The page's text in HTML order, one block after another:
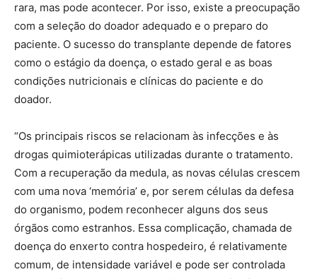
rara, mas pode acontecer. Por isso, existe a preocupação
com a seleção do doador adequado e o preparo do
paciente. O sucesso do transplante depende de fatores
como o estágio da doença, o estado geral e as boas
condições nutricionais e clínicas do paciente e do
doador.
“Os principais riscos se relacionam às infecções e às
drogas quimioterápicas utilizadas durante o tratamento.
Com a recuperação da medula, as novas células crescem
com uma nova ‘memória’ e, por serem células da defesa
do organismo, podem reconhecer alguns dos seus
órgãos como estranhos. Essa complicação, chamada de
doença do enxerto contra hospedeiro, é relativamente
comum, de intensidade variável e pode ser controlada